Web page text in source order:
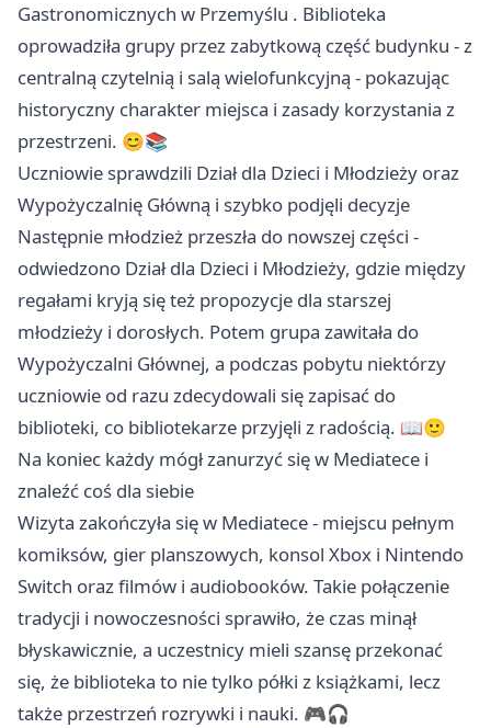
Gastronomicznych w Przemyślu . Biblioteka
oprowadziła grupy przez zabytkową część budynku - z
centralną czytelnią i salą wielofunkcyjną - pokazując
historyczny charakter miejsca i zasady korzystania z
przestrzeni. 😊📚
Uczniowie sprawdzili Dział dla Dzieci i Młodzieży oraz
Wypożyczalnię Główną i szybko podjęli decyzje
Następnie młodzież przeszła do nowszej części -
odwiedzono Dział dla Dzieci i Młodzieży, gdzie między
regałami kryją się też propozycje dla starszej
młodzieży i dorosłych. Potem grupa zawitała do
Wypożyczalni Głównej, a podczas pobytu niektórzy
uczniowie od razu zdecydowali się zapisać do
biblioteki, co bibliotekarze przyjęli z radością. 📖🙂
Na koniec każdy mógł zanurzyć się w Mediatece i
znaleźć coś dla siebie
Wizyta zakończyła się w Mediatece - miejscu pełnym
komiksów, gier planszowych, konsol Xbox i Nintendo
Switch oraz filmów i audiobooków. Takie połączenie
tradycji i nowoczesności sprawiło, że czas minął
błyskawicznie, a uczestnicy mieli szansę przekonać
się, że biblioteka to nie tylko półki z książkami, lecz
także przestrzeń rozrywki i nauki. 🎮🎧